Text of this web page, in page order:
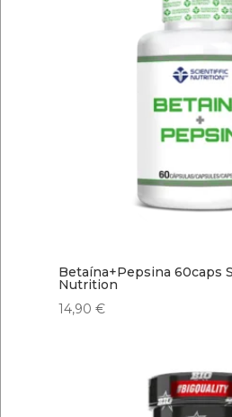
Betaína+Pepsina 60caps
Nutrition
14,90 €